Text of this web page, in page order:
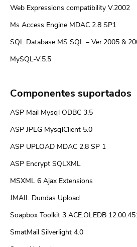
Web Expressions compatibility V.2002
Ms Access Engine MDAC 2.8 SP1
SQL Database MS SQL – Ver.2005 &
MySQL-V.5.5
Componentes suportados
ASP Mail Mysql ODBC 3.5
ASP JPEG MysqlClient 5.0
ASP UPLOAD MDAC 2.8 SP 1
ASP Encrypt SQLXML
MSXML 6 Ajax Extensions
JMAIL Dundas Upload
Soapbox Toolkit 3 ACE.OLEDB
SmatMail Silverlight 4.0